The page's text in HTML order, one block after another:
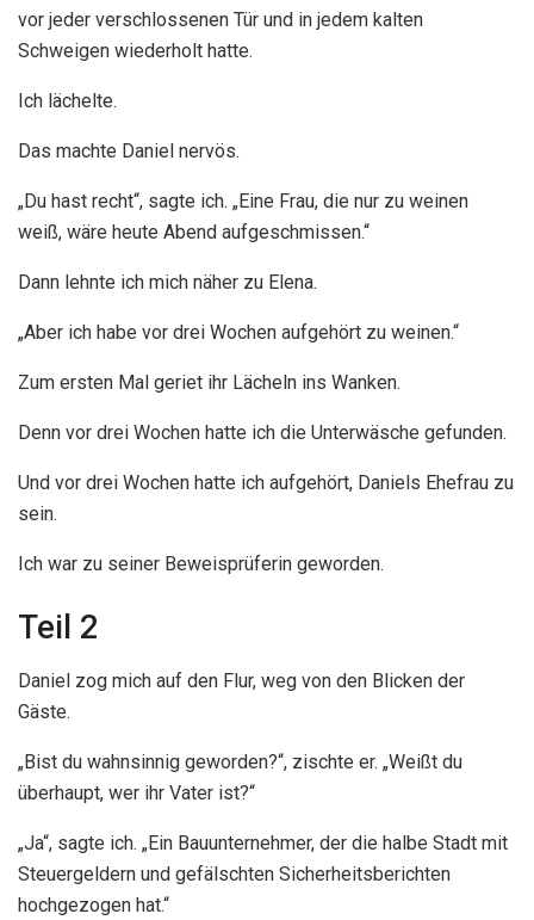
vor jeder verschlossenen Tür und in jedem kalten
Schweigen wiederholt hatte.
Ich lächelte.
Das machte Daniel nervös.
„Du hast recht“, sagte ich. „Eine Frau, die nur zu weinen
weiß, wäre heute Abend aufgeschmissen.“
Dann lehnte ich mich näher zu Elena.
„Aber ich habe vor drei Wochen aufgehört zu weinen.“
Zum ersten Mal geriet ihr Lächeln ins Wanken.
Denn vor drei Wochen hatte ich die Unterwäsche gefunden.
Und vor drei Wochen hatte ich aufgehört, Daniels Ehefrau zu
sein.
Ich war zu seiner Beweisprüferin geworden.
Teil 2
Daniel zog mich auf den Flur, weg von den Blicken der
Gäste.
„Bist du wahnsinnig geworden?“, zischte er. „Weißt du
überhaupt, wer ihr Vater ist?“
„Ja“, sagte ich. „Ein Bauunternehmer, der die halbe Stadt mit
Steuergeldern und gefälschten Sicherheitsberichten
hochgezogen hat.“